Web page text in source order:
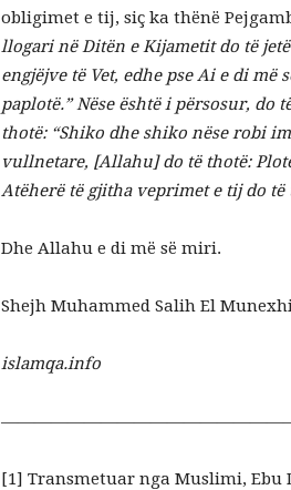
llogari në Ditën e Kijametit do të
engjëjve të Vet, edhe pse Ai e di
paplotë.” Nëse është i përsosur, do
thotë: “Shiko dhe shiko nëse robi
vullnetare, [Allahu] do të thotë:
Atëherë të gjitha veprimet e tij do
Dhe Allahu e di më së miri.
Shejh Muhammed Salih El
islamqa.info
[1] Transmetuar nga Muslimi, Ebu